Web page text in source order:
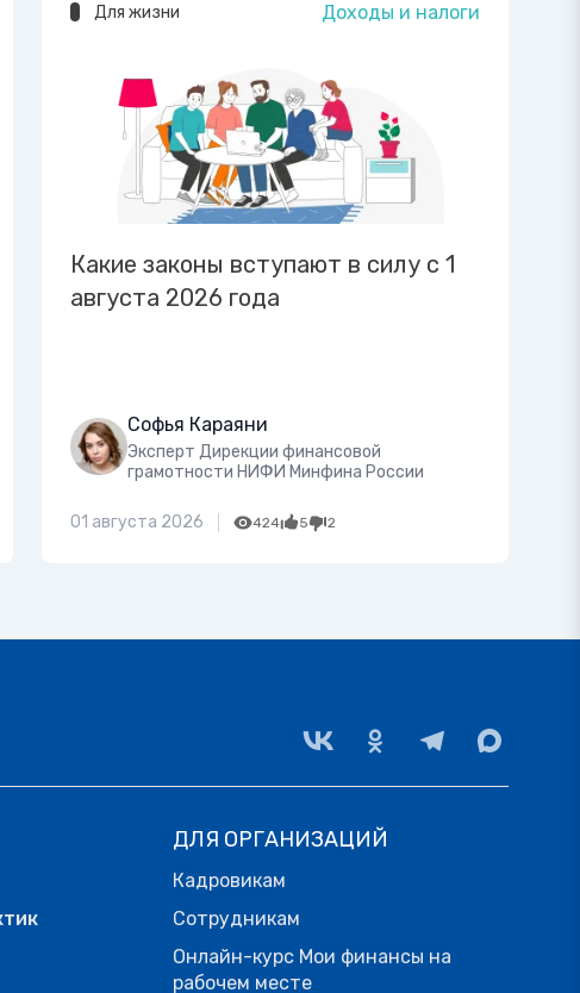
Для жизни Доходы и налоги
Какие законы вступают в силу с 1
августа 2026 года
Софья Караяни
Эксперт Дирекции финансовой
грамотности НИФИ Минфина России
01 августа 2026 424 5 2
ДЛЯ ОРГАНИЗАЦИЙ
Кадровикам
Сотрудникам
Онлайн-курс Мои финансы на
рабочем месте